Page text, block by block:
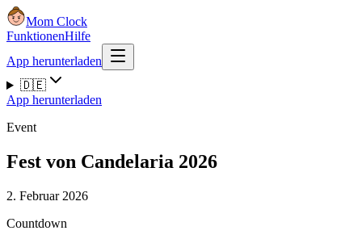
Mom Clock
FunktionenHilfe
App herunterladen
🇩🇪
App herunterladen
Event
Fest von Candelaria 2026
2. Februar 2026
Countdown